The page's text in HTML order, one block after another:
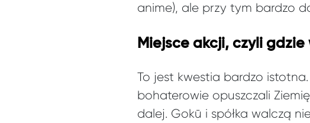
anime), ale przy tym bardzo
Miejsce akcji, czyli gdzie
To jest kwestia bardzo
bohaterowie opuszczali
dalej. Gokū i spółka walczą